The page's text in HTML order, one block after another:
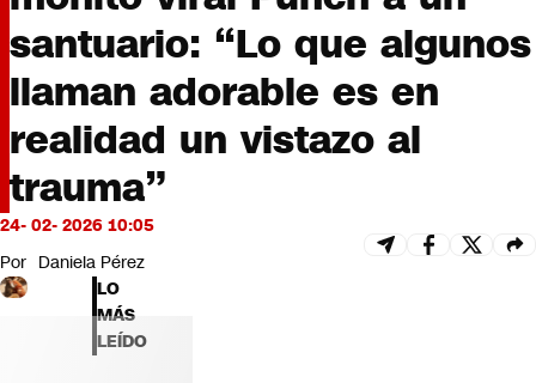
Servicios
Bits
CNN tiempo
Futuro 360
Opinión
santuario: “Lo que algunos
llaman adorable es en
realidad un vistazo al
trauma”
24- 02- 2026 10:05
Por Daniela Pérez
LO
MÁS
LEÍDO